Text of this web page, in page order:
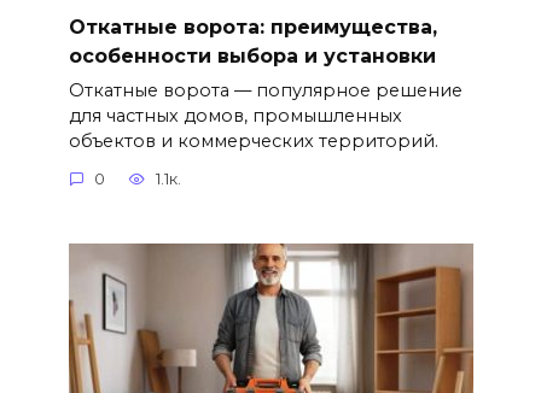
Откатные ворота: преимущества,
особенности выбора и установки
Откатные ворота — популярное решение
для частных домов, промышленных
объектов и коммерческих территорий.
0 1.1к.